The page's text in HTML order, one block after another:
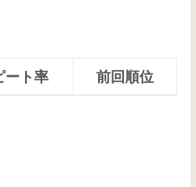
ート率 前回順位